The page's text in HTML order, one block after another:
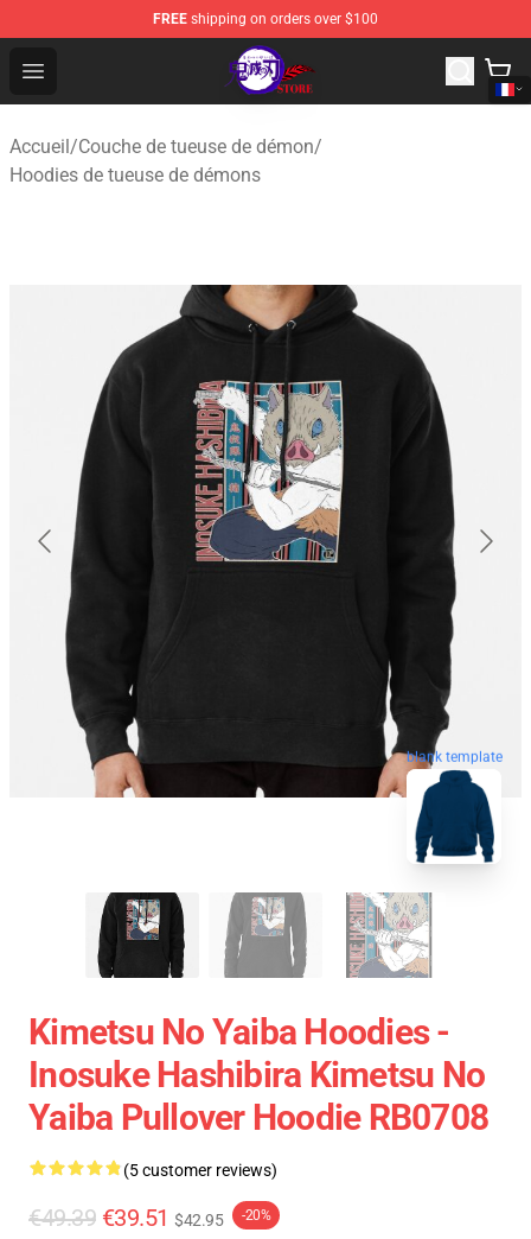
FREE shipping on orders over $100
Open menu
Kimetsu no Yaiba Store - Official Kimetsu no Yaiba
Accueil/Couche de tueuse de démon/
Hoodies de tueuse de démons
blank template
Kimetsu No Yaiba Hoodies -
Inosuke Hashibira Kimetsu No
Yaiba Pullover Hoodie RB0708
(5 customer reviews)
€49.39 €39.51 $42.95 -20%